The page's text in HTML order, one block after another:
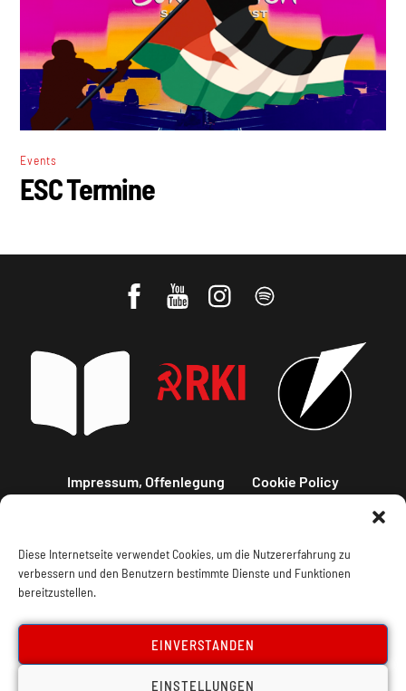
Diese Internetseite verwendet Cookies, um die Nutzererfahrung zu
verbessern und den Benutzern bestimmte Dienste und Funktionen
bereitzustellen.
EINVERSTANDEN
EINSTELLUNGEN
Events
ESC Termine
Impressum, Offenlegung Cookie Policy